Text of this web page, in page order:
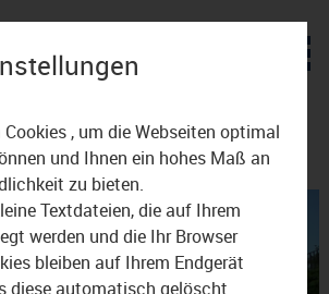
Cookies , um die Webseiten optimal
und Ihnen ein hohes Maß an
zu bieten.
Textdateien, die auf Ihrem
werden und die Ihr Browser
bleiben auf Ihrem Endgerät
diese automatisch gelöscht